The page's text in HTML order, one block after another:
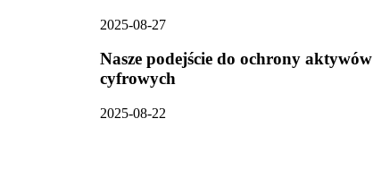
2025-08-27
Nasze podejście do ochrony aktywów
cyfrowych
2025-08-22